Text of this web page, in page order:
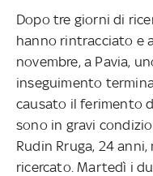
Dopo tre giorni di
hanno rintracciato e
novembre, a Pavia,
inseguimento
causato il ferimento
sono in gravi
Rudin Rruga, 24
ricercato. Martedì i